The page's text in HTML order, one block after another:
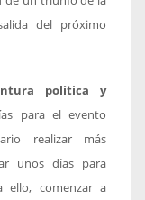
del próximo
política y
para el evento
realizar más
unos días para
ello, comenzar a